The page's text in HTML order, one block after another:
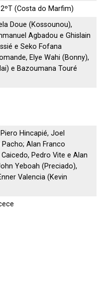
2ºT (Costa do Marfim)
Doue (Kossounou),
Agbadou e Ghislain
e Seko Fofana
Elye Wahi (Bonny),
e Bazoumana Touré
Hincapié, Joel
Alan Franco
Pedro Vite e Alan
Yeboah (Preciado),
Valencia (Kevin